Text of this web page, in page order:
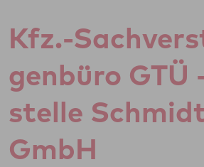
Kfz.-
gen­büro
stelle
GmbH